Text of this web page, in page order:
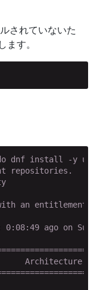
されていないた
ます。
dnf install -y
repositories.
an entitlement
ago on Sun